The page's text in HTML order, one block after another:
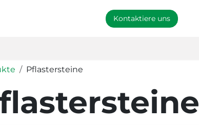
Kontaktiere uns
Pflastersteine